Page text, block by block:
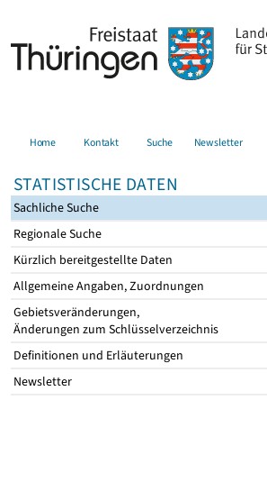
Home Kontakt Suche Newsletter
STATISTISCHE DATEN
Sachliche Suche
Regionale Suche
Kürzlich bereitgestellte Daten
Allgemeine Angaben, Zuordnungen
Gebietsveränderungen,
Änderungen zum Schlüsselverzeichnis
Definitionen und Erläuterungen
Newsletter